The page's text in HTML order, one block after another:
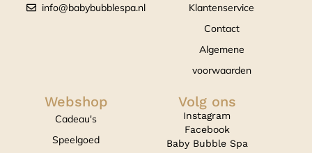
info@babybubblespa.nl
Klantenservice
Contact
Algemene
voorwaarden
Webshop
Cadeau's
Speelgoed
Volg ons
Instagram
Facebook
Baby Bubble Spa